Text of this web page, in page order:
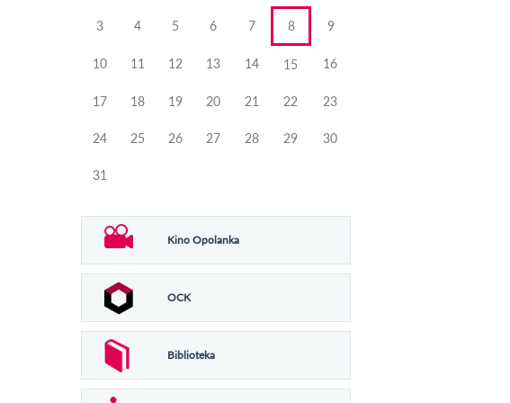
3 4 5 6 7 8 9
10 11 12 13 14 15 16
17 18 19 20 21 22 23
24 25 26 27 28 29 30
31
Kino Opolanka
OCK
Biblioteka